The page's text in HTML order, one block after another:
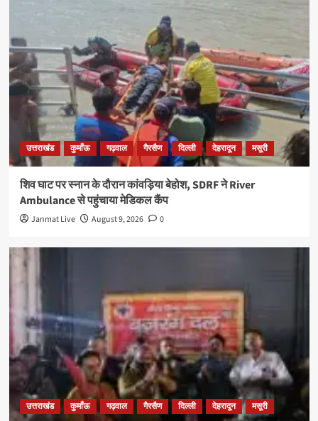
उत्तराखंड कुमाँऊ गढ़वाल गैरसैण दिल्ली देहरादून मसूरी
शिव घाट पर स्नान के दौरान कांवड़िया बेहोश, SDRF ने River
Ambulance से पहुंचाया मेडिकल कैंप
Janmat Live August 9, 2026 0
उत्तराखंड कुमाँऊ गढ़वाल गैरसैण दिल्ली देहरादून मसूरी